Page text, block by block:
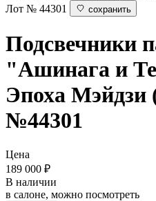
Лот № 44301
сохранить
Подсвечники
"Ашинага и
Эпоха Мэйдзи
№44301
Цена
189 000 ₽
В наличии
в салоне, можно посмотреть